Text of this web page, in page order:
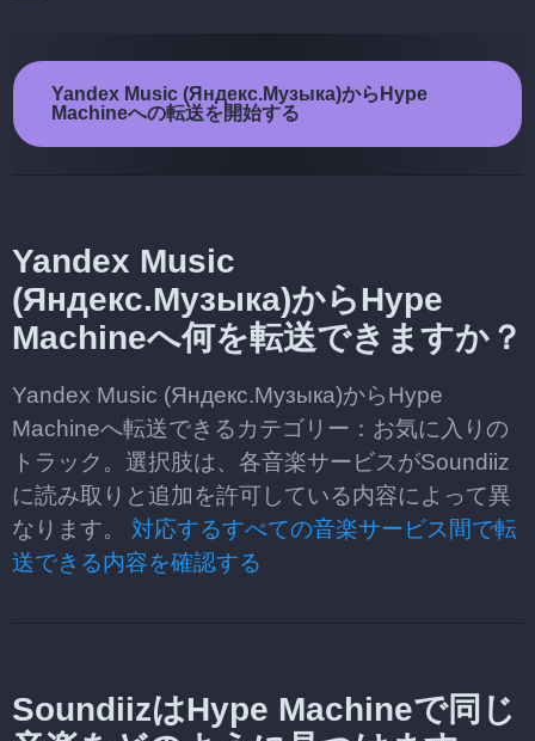
Yandex Music (Яндекс.Музыка)からHype
Machineへの転送を開始する
Yandex Music
(Яндекс.Музыка)からHype
Machineへ何を転送できますか？
Yandex Music (Яндекс.Музыка)からHype
Machineへ転送できるカテゴリー：お気に入りの
トラック。選択肢は、各音楽サービスがSoundiiz
に読み取りと追加を許可している内容によって異
なります。 対応するすべての音楽サービス間で転
送できる内容を確認する
SoundiizはHype Machineで同じ